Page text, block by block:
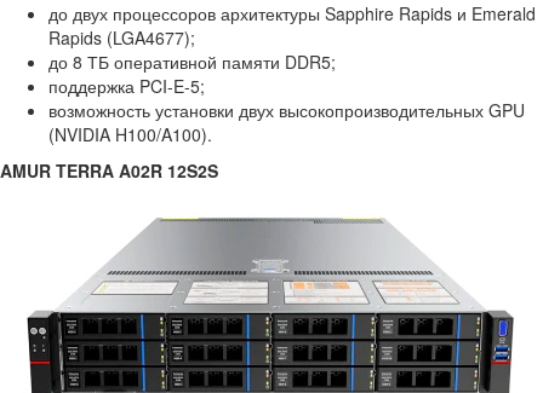
до двух процессоров архитектуры Sapphire Rapids и Emerald
Rapids (LGA4677);
до 8 ТБ оперативной памяти DDR5;
поддержка PCI-E-5;
возможность установки двух высокопроизводительных GPU
(NVIDIA H100/A100).
AMUR TERRA A02R 12S2S